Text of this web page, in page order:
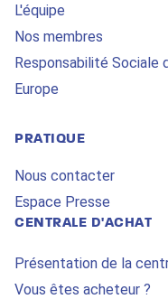
L'équipe
Nos membres
Responsabilité Sociale
Europe
PRATIQUE
Nous contacter
Espace Presse
CENTRALE D'ACHAT
Présentation de la
Vous êtes acheteur ?